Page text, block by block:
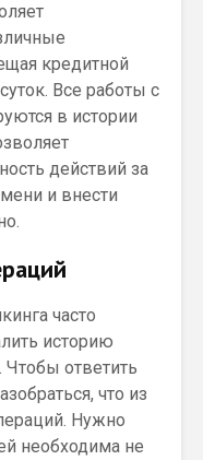
кредитной
Все работы с
в истории
действий за
и внести
часто
историю
ответить
что из
Нужно
необходима не